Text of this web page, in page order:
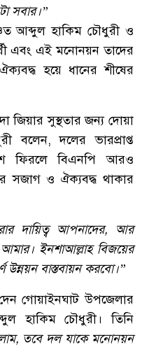
সবার।”
আব্দুল হাকিম চৌধুরী ও
এবং এই মনোনয়ন তাদের
হয়ে ধানের শীষের
জিয়ার সুস্থতার জন্য দোয়া
দলের ভারপ্রাপ্ত
ফিরলে বিএনপি আরও
সজাগ ও ঐক্যবদ্ধ থাকার
দায়িত্ব আপনাদের, আর
আমার। ইনশাআল্লাহ বিজয়ের
বাস্তবায়ন করবো।”
দেন গোয়াইনঘাট উপজেলার
হাকিম চৌধুরী। তিনি
তবে দল যাকে মনোনয়ন